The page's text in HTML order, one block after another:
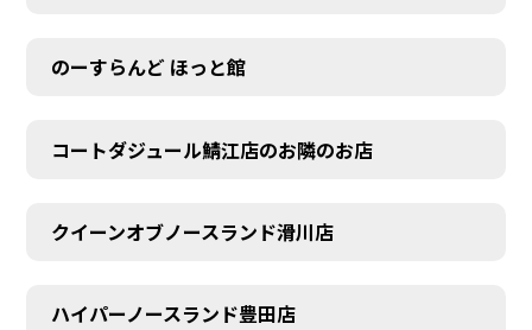
のーすらんど ほっと館
コートダジュール鯖江店のお隣のお店
クイーンオブノースランド滑川店
ハイパーノースランド豊田店